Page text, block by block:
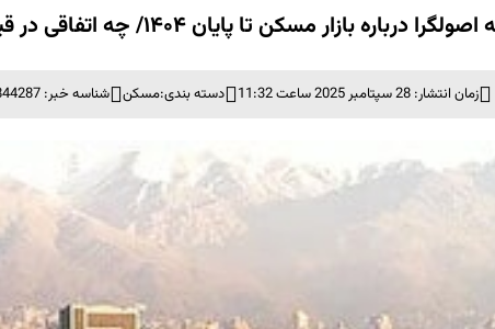
مسکن تا پایان ۱۴۰۴/ چه اتفاقی در قیمت اجاره و مسکن می‌افتد؟
زمان انتشار: 28 سپتامبر 2025 ساعت 11:32 دسته بندی:مسکن شناسه خبر: 2844287